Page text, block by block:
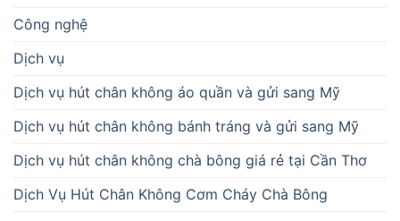
Công nghệ
Dịch vụ
Dịch vụ hút chân không áo quần và gửi sang Mỹ
Dịch vụ hút chân không bánh tráng và gửi sang Mỹ
Dịch vụ hút chân không chà bông giá rẻ tại Cần Thơ
Dịch Vụ Hút Chân Không Cơm Cháy Chà Bông